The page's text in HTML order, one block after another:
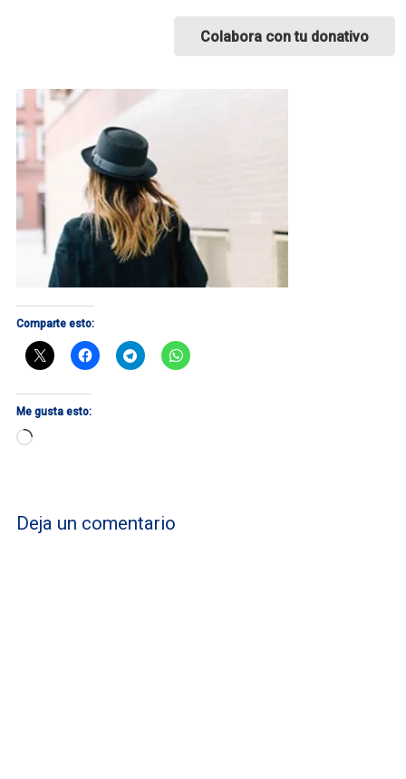
Colabora con tu donativo
Comparte esto:
Me gusta esto:
Cargando...
Deja un comentario